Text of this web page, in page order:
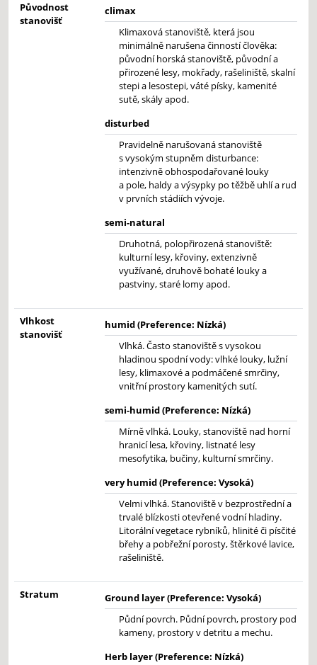
Původnost
stanovišť
climax
Klimaxová stanoviště, která jsou
minimálně narušena činností člověka:
původní horská stanoviště, původní a
přirozené lesy, mokřady, rašeliniště, skalní
stepi a lesostepi, váté písky, kamenité
sutě, skály apod.
disturbed
Pravidelně narušovaná stanoviště
s vysokým stupněm disturbance:
intenzivně obhospodařované louky
a pole, haldy a výsypky po těžbě uhlí a rud
v prvních stádiích vývoje.
semi-natural
Druhotná, polopřirozená stanoviště:
kulturní lesy, křoviny, extenzivně
využívané, druhově bohaté louky a
pastviny, staré lomy apod.
Vlhkost
stanovišť
humid (Preference: Nízká)
Vlhká. Často stanoviště s vysokou
hladinou spodní vody: vlhké louky, lužní
lesy, klimaxové a podmáčené smrčiny,
vnitřní prostory kamenitých sutí.
semi-humid (Preference: Nízká)
Mírně vlhká. Louky, stanoviště nad horní
hranicí lesa, křoviny, listnaté lesy
mesofytika, bučiny, kulturní smrčiny.
very humid (Preference: Vysoká)
Velmi vlhká. Stanoviště v bezprostřední a
trvalé blízkosti otevřené vodní hladiny.
Litorální vegetace rybníků, hlinité či písčité
břehy a pobřežní porosty, štěrkové lavice,
rašeliniště.
Stratum
Ground layer (Preference: Vysoká)
Půdní povrch. Půdní povrch, prostory pod
kameny, prostory v detritu a mechu.
Herb layer (Preference: Nízká)